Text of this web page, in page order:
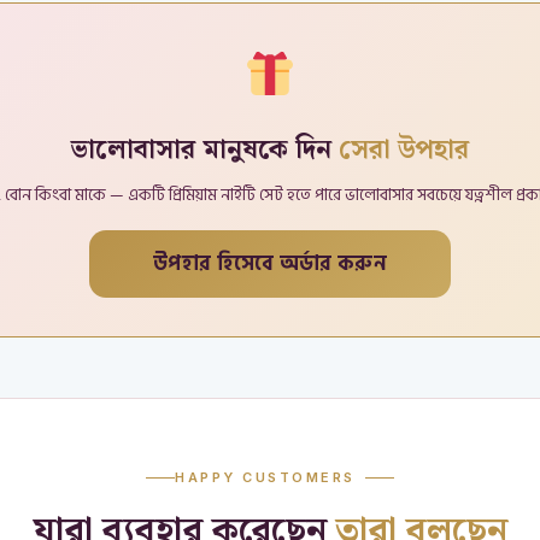
ভালোবাসার মানুষকে দিনসেরা উপহার
বোন কিংবা মাকে — একটি প্রিমিয়াম নাইটি সেট হতে পারে ভালোবাসার সবচেয়ে যত্নশীল
উপহার হিসেবে অর্ডার করুন
HAPPY CUSTOMERS